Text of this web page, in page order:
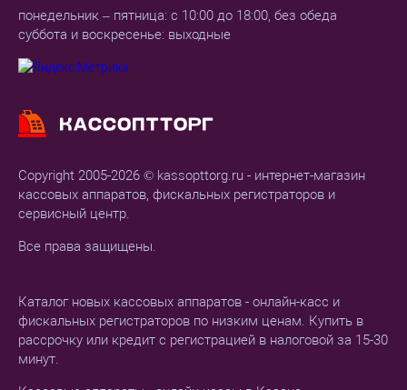
Copyright 2005-2026 © kassopttorg.ru - интернет-магазин
кассовых аппаратов, фискальных регистраторов и
сервисный центр.
Все права защищены.
Каталог новых кассовых аппаратов - онлайн-касс и
фискальных регистраторов по низким ценам. Купить в
рассрочку или кредит с регистрацией в налоговой за 15-30
минут.
понедельник – пятница: с 10:00 до 18:00, без обеда
суббота и воскресенье: выходные